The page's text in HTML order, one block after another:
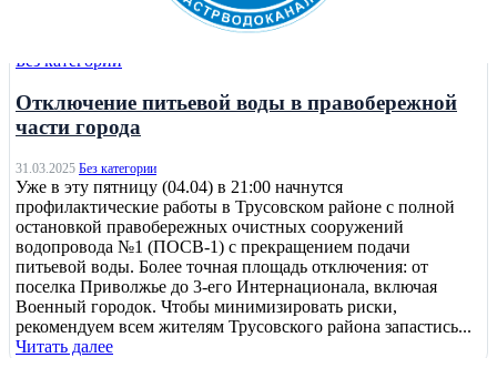
Без категории
Отключение питьевой воды в правобережной
части города
31.03.2025 Без категории
Уже в эту пятницу (04.04) в 21:00 начнутся
профилактические работы в Трусовском районе с полной
остановкой правобережных очистных сооружений
водопровода №1 (ПОСВ-1) с прекращением подачи
питьевой воды. Более точная площадь отключения: от
поселка Приволжье до 3-его Интернационала, включая
Военный городок. Чтобы минимизировать риски,
рекомендуем всем жителям Трусовского района запастись...
Читать далее